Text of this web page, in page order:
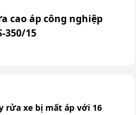
cao áp công nghiệp
350/15
rửa xe bị mất áp với 16